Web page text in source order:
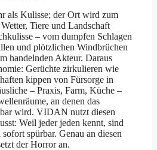
als Kulisse; der Ort wird zum
Tiere und Landschaft
– vom dumpfen Schlagen
und plötzlichen Windbrüchen
handelnden Akteur. Daraus
Gerüchte zirkulieren wie
kippen von Fürsorge in
– Praxis, Farm, Küche –
an denen das
wird. VIDAN nutzt diesen
Weil jeder jeden kennt, sind
spürbar. Genau an diesen
der Horror an.